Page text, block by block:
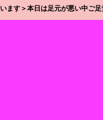
す＞本日は足元が悪い中ご足